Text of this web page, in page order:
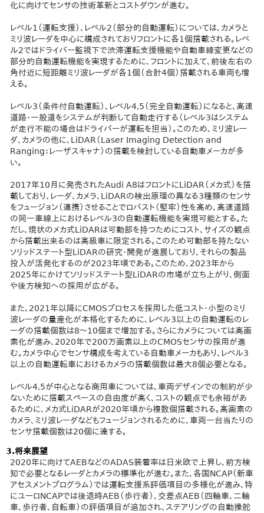
化に向けてセンサの技術革新とコストダウンが進む。
​レベル1（運転支援）、レベル2（部分的自動運転）については、カメラと
ミリ波レーダを中心に構成されておりフロントに各1個搭載される。レベ
ル2ではドライバー監視下で渋滞運転支援機能や自動車線変更などの
部分的自動運転機能を実現するために、フロントに加えて、前後左右の
角付近に短距離ミリ波レーダが各1個（合計4個）搭載される車両も増
える。
レベル3（条件付自動運転）、レベル4,5（完全自動運転）になると、高速
道路・一般道をシステムが判断して自動走行する（レベル3はシステム
が走行不能の場合はドライバーが運転を担当）。このため、ミリ波レー
ダ、カメラの他に、LiDAR（Laser Imaging Detection and
Ranging：レーザスキャナ）の搭載を検討している自動車メーカが多
い。
2017年10月に発売されたAudi A8はフロントにLiDAR（メカ式）を搭
載しており、レーダ、カメラ、LiDARの検出原理の異なる3種類のセンサ
をフュージョン（連携）させることでロバスト（堅牢）性を高め、高速道路
の同一車線上におけるレベル3の自動運転機能を実現可能とする。た
だし、現状のメカ式LiDARは可動部を持つためにコスト、サイズの観点
から搭載出来るのは高級車に限定される。このため可動部を持たない
ソリッドステート型LiDARの研究・開発が進展しており、それらの製品
投入が活発化するのが2023年頃である。このため、2023年から
2025年にかけてソリッドステート型LiDARの市場が立ち上がり、側面
や後方検知への採用が広がる。
また、2021年以降にCMOSプロセスを採用した低コスト・小型のミリ
波レーダの量産化が本格化するために、レベル3以上の自動運転のレ
ーダの搭載個数は8～10個まで増加する。さらにカメラについては高画
素化が進み、2020年で200万画素以上のCMOSセンサの採用が進
む。カメラ中心でセンサ構成を考えている自動車メーカもあり、レベル3
以上の自動運転車におけるカメラの搭載個数は最大8個必要となる。
​レベル4,5が中心となる商用車については、車両デザインでの制約が少
ないために搭載スペースの自由度が高く、コストの観点でも余裕があ
るために、メカ式LiDARが2020年頃から複数個搭載される。高画素の
カメラ、ミリ波レーダなどもフュージョンされるために、車両一台当たりの
センサ搭載個数は20個に達する。
3.将来展望
2020年に向けてAEBなどのADAS装着率は日米欧で上昇し、前方検
知で必要となるレーダとカメラの標準化が進む。また、各国NCAP（新車
アセスメントプログラム）では運転支援系評価項目の多様化が進み、特
にユーロNCAPでは後退時AEB（歩行者）、交差点AEB（四輪車、二輪
車、歩行者、自転車）の評価項目が追加され、ステアリングの自動操舵